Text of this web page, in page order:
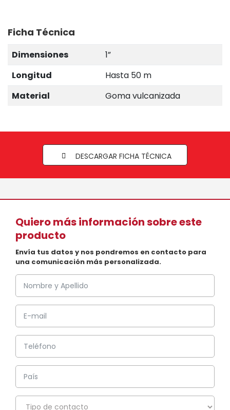
Ficha Técnica
Dimensiones
1”
Longitud
Hasta 50 m
Material
Goma vulcanizada
DESCARGAR FICHA TÉCNICA
Quiero más información sobre este
producto
Envía tus datos y nos pondremos en contacto para
una comunicación más personalizada.